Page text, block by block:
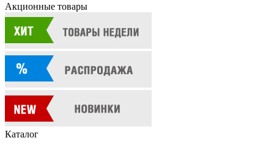
Акционные товары
Каталог